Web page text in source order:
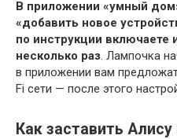
В приложении «умный
«добавить новое
по инструкции включаете
несколько раз. Лампочка
в приложении вам
Fi сети — после этого
Как заставить Алису